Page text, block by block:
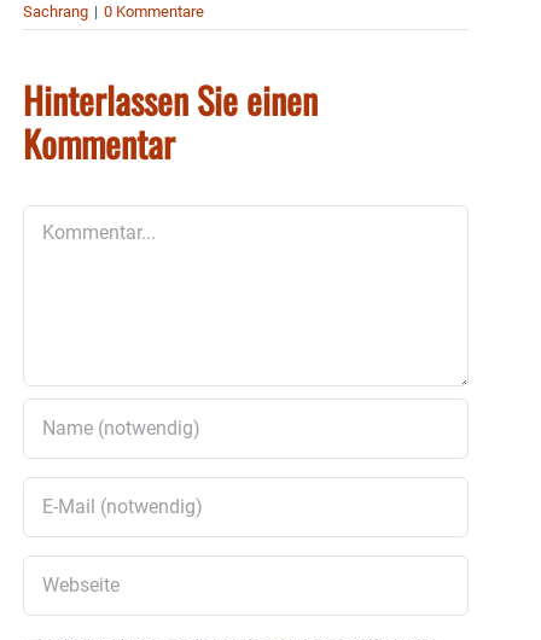
Sachrang | 0 Kommentare
Hinterlassen Sie einen
Kommentar